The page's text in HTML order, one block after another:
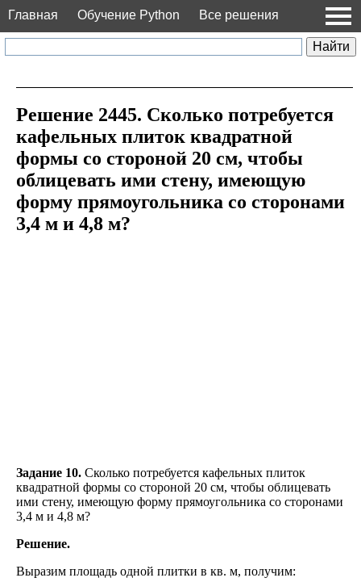
Главная Обучение Python Все решения
Решение 2445. Сколько потребуется
кафельных плиток квадратной
формы со стороной 20 см, чтобы
облицевать ими стену, имеющую
форму прямоугольника со сторонами
3,4 м и 4,8 м?
Задание 10. Сколько потребуется кафельных плиток
квадратной формы со стороной 20 см, чтобы облицевать
ими стену, имеющую форму прямоугольника со сторонами
3,4 м и 4,8 м?
Решение.
Выразим площадь одной плитки в кв. м, получим: